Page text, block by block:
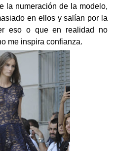
la numeración de la modelo,
en ellos y salían por la
eso o que en realidad no
me inspira confianza.